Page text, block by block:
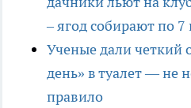
– ягод собирают по 7
Ученые дали четкий
день» в туалет — не
правило